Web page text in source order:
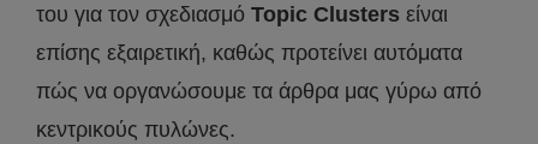
του για τον σχεδιασμό Topic Clusters είναι
επίσης εξαιρετική, καθώς προτείνει αυτόματα
πώς να οργανώσουμε τα άρθρα μας γύρω από
κεντρικούς πυλώνες.